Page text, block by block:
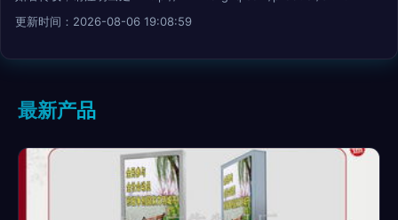
更新时间：2026-08-06 19:08:59
最新产品